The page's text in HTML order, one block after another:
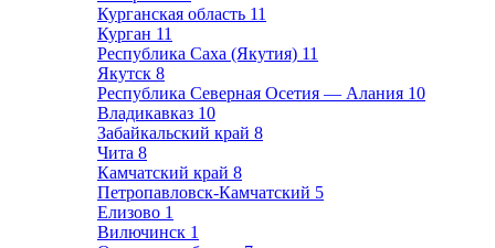
Курганская область 11
Курган 11
Республика Саха (Якутия) 11
Якутск 8
Республика Северная Осетия — Алания 10
Владикавказ 10
Забайкальский край 8
Чита 8
Камчатский край 8
Петропавловск-Камчатский 5
Елизово 1
Вилючинск 1